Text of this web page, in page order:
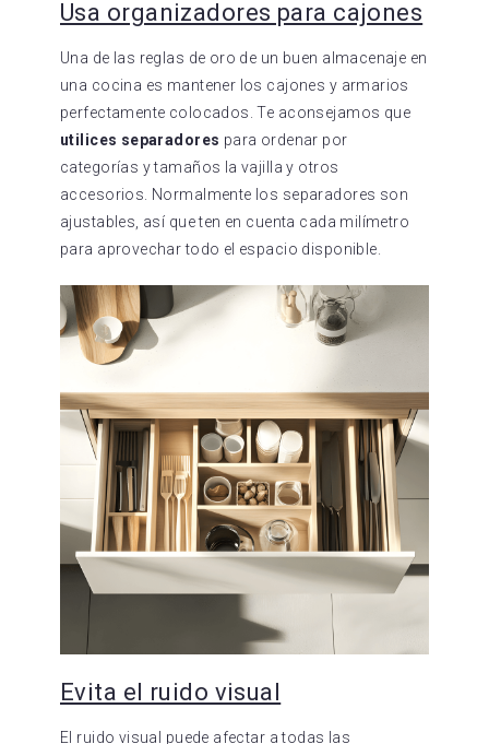
Usa organizadores para cajones
Una de las reglas de oro de un buen almacenaje en
una cocina es mantener los cajones y armarios
perfectamente colocados. Te aconsejamos que
utilices separadores para ordenar por
categorías y tamaños la vajilla y otros
accesorios. Normalmente los separadores son
ajustables, así que ten en cuenta cada milímetro
para aprovechar todo el espacio disponible.
Evita el ruido visual
El ruido visual puede afectar a todas las